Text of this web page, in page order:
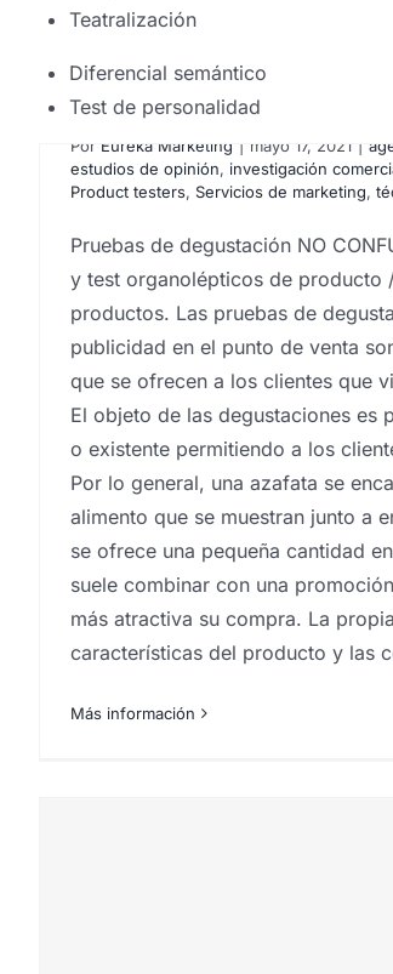
Teatralización
Diferencial semántico
Test de personalidad
Pruebas de
Por Eureka Marketing | mayo 17, 2021 |
estudios de opinión, investigación
Product testers, Servicios de marketing,
Pruebas de degustación NO
y test organolépticos de producto
productos. Las pruebas de
publicidad en el punto de venta
que se ofrecen a los clientes que
El objeto de las degustaciones es
o existente permitiendo a los
Por lo general, una azafata se
alimento que se muestran junto a
se ofrece una pequeña cantidad
suele combinar con una
más atractiva su compra. La
características del producto y las
Más información
¿Cómo sé si un
en el